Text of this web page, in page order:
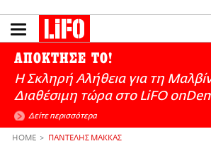
το
ΕΙΔΗΣΕΙΣ
CULTURE
ΑΠΟΨΕΙΣ
ΤΡΟΠΟΣ ΖΩΗΣ
PODCASTS
ΑΠΟΚΤΗΣΕ ΤΟ!
Η Σκληρή Αλήθεια για τη
Διαθέσιμη τώρα στo LiFO
Δείτε περισσότερα
HOME ΠΑΝΤΕΛΗΣ ΜΑΚΚΑΣ